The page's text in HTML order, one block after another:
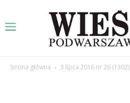
Strona główna 3 lipca 2016 nr 26 (1302)